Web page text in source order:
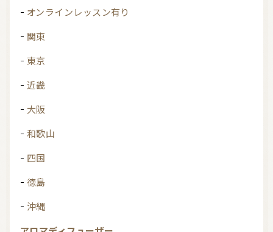
オンラインレッスン有り
関東
東京
近畿
大阪
和歌山
四国
徳島
沖縄